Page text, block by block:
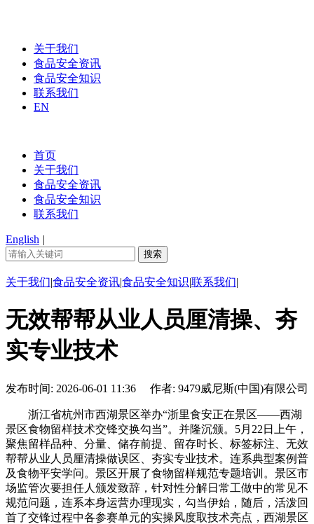
关于我们
食品安全资讯
食品安全知识
联系我们
EN
首页
关于我们
食品安全资讯
食品安全知识
联系我们
English |
关于我们|食品安全资讯|食品安全知识|联系我们|
无效帮帮从业人员厘清操、夯
实专业技术
发布时间: 2026-06-01 11:36 作者: 9479威尼斯(中国)有限公司
浙江省杭州市西湖景区举办“浙里食安正在景区——西湖
景区食物留样技术交锋交换勾当”。并隆沉颁。5月22日上午，
聚焦留样品种、分量、储存前提、留存时长、标签标注、无效
帮帮从业人员厘清操做误区、夯实专业技术。连系典型案例普
及食物平安学问。景区开展了食物留样规范专题培训。景区市
场监管次要担任人颁发致辞，针对性分解日常工做中的常见不
规范问题，连系本身运营办理现实，勾当伊始，随后，活泼回
首了交锋过程中各参赛单元的实操风度取技术亮点，西湖景区